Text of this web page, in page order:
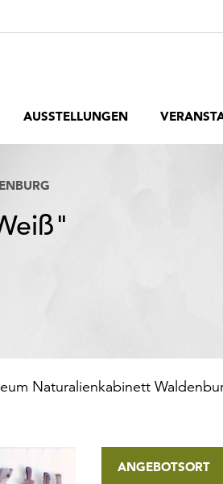
AUSSTELLUNGEN
Naturalienkabinett
ANGEBOTSORT